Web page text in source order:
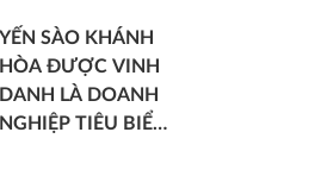
YẾN SÀO KHÁNH
HÒA ĐƯỢC VINH
DANH LÀ DOANH
NGHIỆP TIÊU BIỂU